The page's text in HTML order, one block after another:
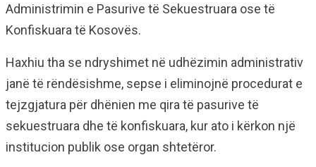
Administrimin e Pasurive të Sekuestruara ose të
Konfiskuara të Kosovës.
Haxhiu tha se ndryshimet në udhëzimin administrativ
janë të rëndësishme, sepse i eliminojnë procedurat e
tejzgjatura për dhënien me qira të pasurive të
sekuestruara dhe të konfiskuara, kur ato i kërkon një
institucion publik ose organ shtetëror.